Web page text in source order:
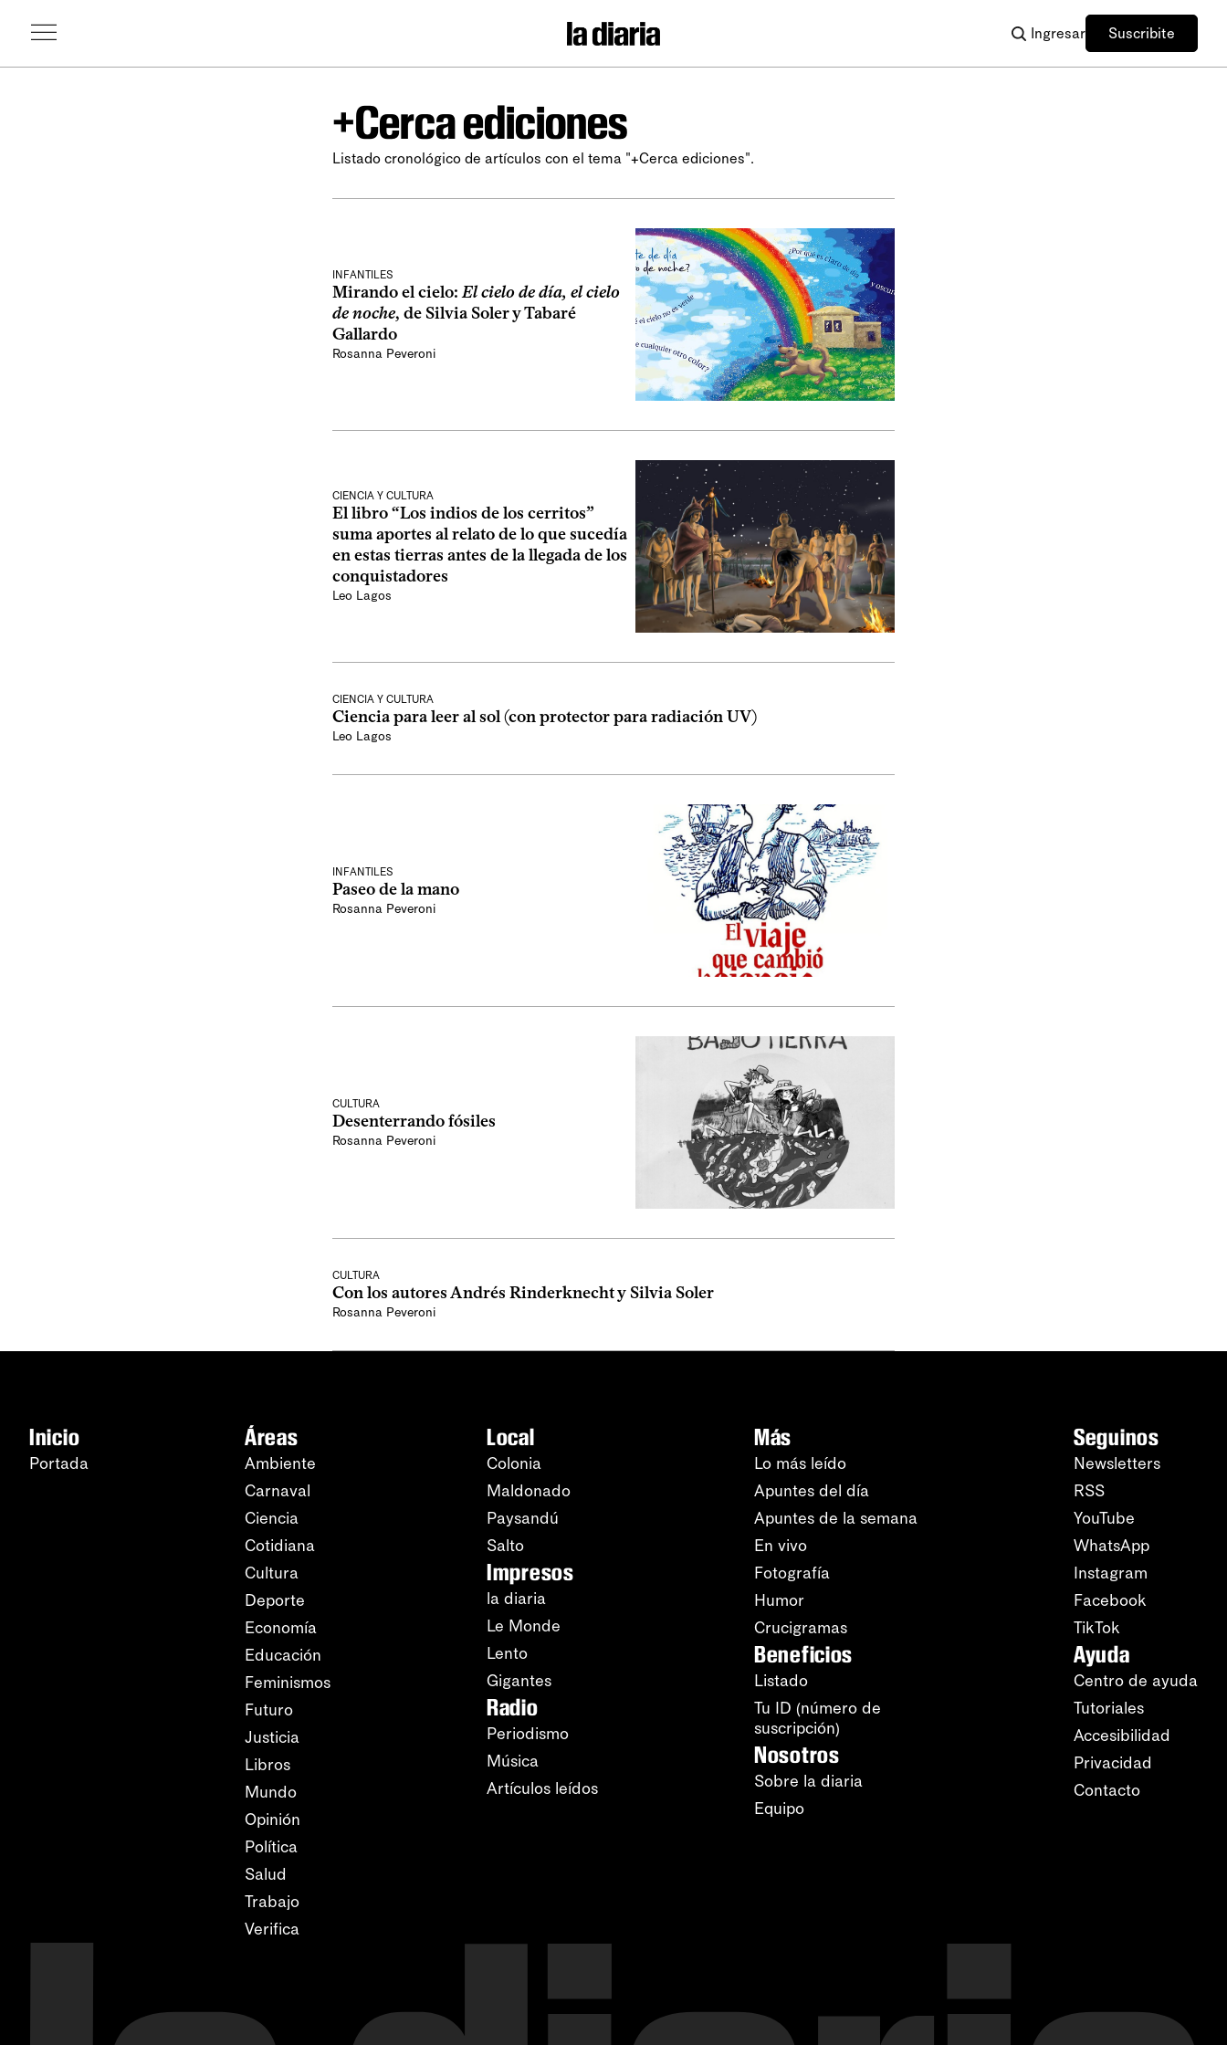
Ingresar Suscribite
+Cerca ediciones
Listado cronológico de artículos con el tema "+Cerca ediciones".
INFANTILES
Mirando el cielo:El cielo de día, el cielo
de noche, de Silvia Soler y Tabaré
Gallardo
Rosanna Peveroni
CIENCIA Y CULTURA
El libro “Los indios de los cerritos”
suma aportes al relato de lo que sucedía
en estas tierras antes de la llegada de los
conquistadores
Leo Lagos
CIENCIA Y CULTURA
Ciencia para leer al sol (con protector para radiación UV)
Leo Lagos
INFANTILES
Paseo de la mano
Rosanna Peveroni
CULTURA
Desenterrando fósiles
Rosanna Peveroni
CULTURA
Con los autores Andrés Rinderknecht y Silvia Soler
Rosanna Peveroni
Inicio
Portada
Áreas
Ambiente
Carnaval
Ciencia
Cotidiana
Cultura
Deporte
Economía
Educación
Feminismos
Futuro
Justicia
Libros
Mundo
Opinión
Política
Salud
Trabajo
Verifica
Local
Colonia
Maldonado
Paysandú
Salto
Impresos
la diaria
Le Monde
Lento
Gigantes
Radio
Periodismo
Música
Artículos leídos
Más
Lo más leído
Apuntes del día
Apuntes de la semana
En vivo
Fotografía
Humor
Crucigramas
Beneficios
Listado
Tu ID (número de
suscripción)
Nosotros
Sobre la diaria
Equipo
Seguinos
Newsletters
RSS
YouTube
WhatsApp
Instagram
Facebook
TikTok
Ayuda
Centro de ayuda
Tutoriales
Accesibilidad
Privacidad
Contacto